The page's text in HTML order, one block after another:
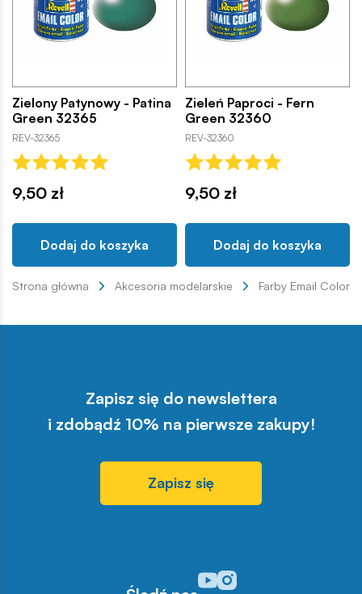
Zielony Patynowy - Patina
Green 32365
REV-32365
9,50 zł
Dodaj do koszyka
Zieleń Paproci - Fern
Green 32360
REV-32360
9,50 zł
Dodaj do koszyka
Strona główna Akcesoria modelarskie Farby Email Color
Zapisz się do newslettera
i zdobądź 10% na pierwsze zakupy!
Zapisz się
Odwiedź nasz profil w
Odwiedź nasz profil w